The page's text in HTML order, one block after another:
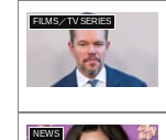
FILMS／TV SERIES
NEWS